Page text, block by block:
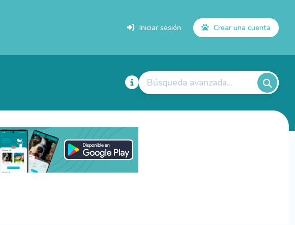
Iniciar sesión Crear una cuenta
Búsqueda avanzada...